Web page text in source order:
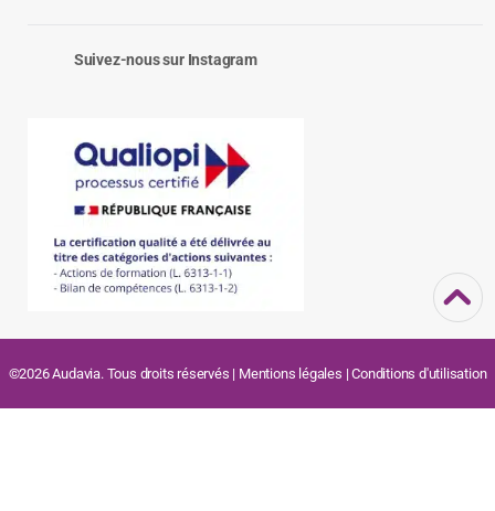
Suivez-nous sur Instagram
©2026 Audavia. Tous droits réservés | Mentions légales |Conditions d'utilisation